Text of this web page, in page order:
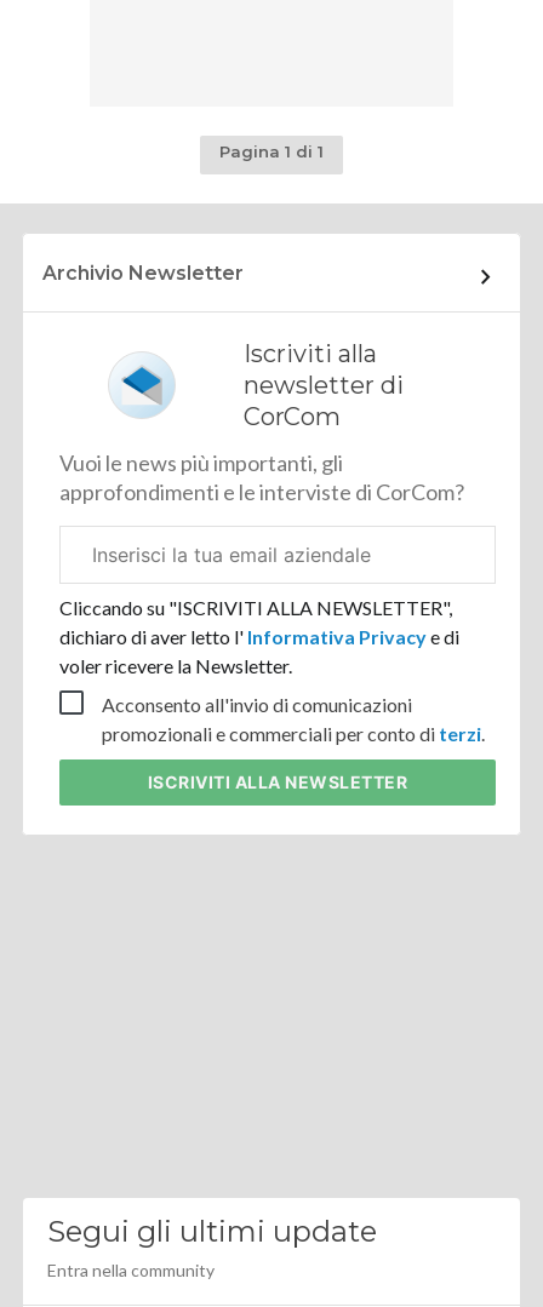
Pagina 1 di 1
Archivio Newsletter
Iscriviti alla
newsletter di
CorCom
Vuoi le news più importanti, gli
approfondimenti e le interviste di CorCom?
aziendale
Cliccando su "ISCRIVITI ALLA NEWSLETTER",
dichiaro di aver letto l' Informativa Privacye di
voler ricevere la Newsletter.
Acconsento all'invio di comunicazioni
promozionali e commerciali per conto di terzi.
ISCRIVITI ALLA NEWSLETTER
Segui gli ultimi update
Entra nella community